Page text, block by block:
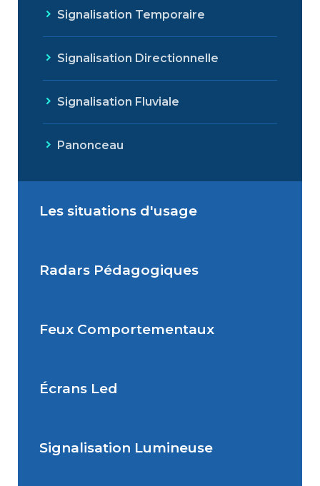
Signalisation Temporaire
Signalisation Directionnelle
Signalisation Fluviale
Panonceau
Les situations d'usage
Situations de signalisation
Situations de signalisation
Radars Pédagogiques
Radar Pédagogique
Feux Comportementaux
Feu Comportemental
Écrans Led
Écran Géant Extérieur Led
Signalisation Lumineuse